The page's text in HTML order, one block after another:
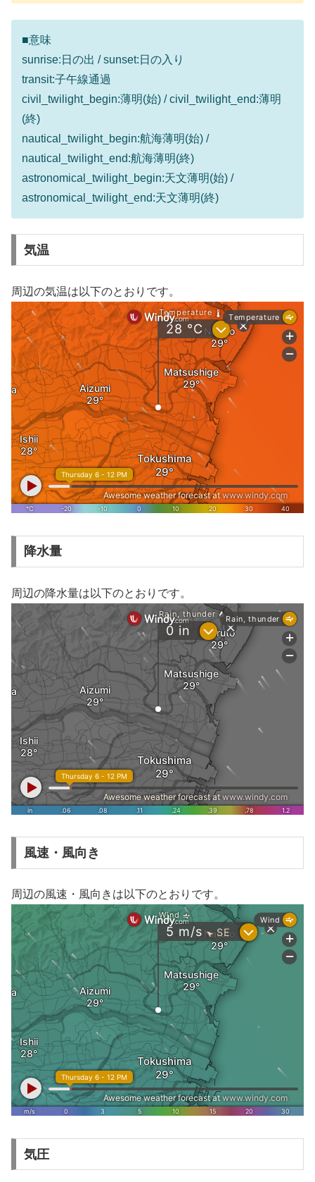
■意味
sunrise:日の出 / sunset:日の入り
transit:子午線通過
civil_twilight_begin:薄明(始) / civil_twilight_end:薄明
(終)
nautical_twilight_begin:航海薄明(始) /
nautical_twilight_end:航海薄明(終)
astronomical_twilight_begin:天文薄明(始) /
astronomical_twilight_end:天文薄明(終)
気温
周辺の気温は以下のとおりです。
降水量
周辺の降水量は以下のとおりです。
風速・風向き
周辺の風速・風向きは以下のとおりです。
気圧